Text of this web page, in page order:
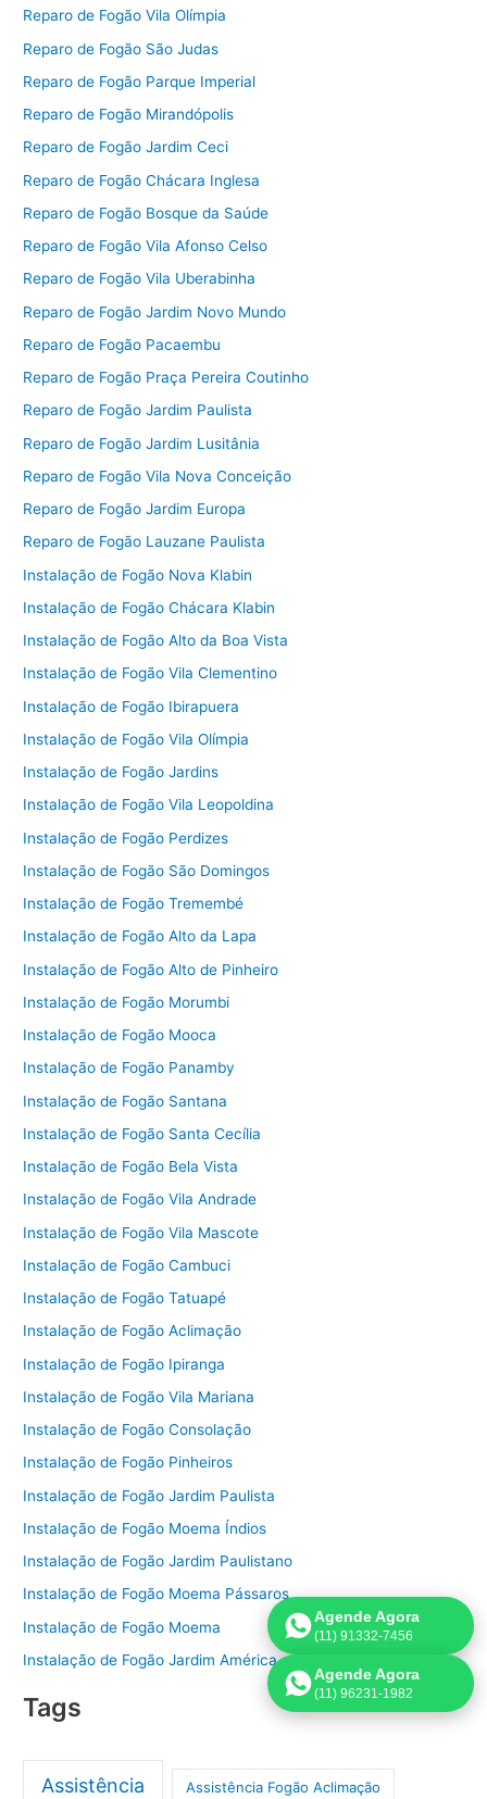
Reparo de Fogão Vila Olímpia
Reparo de Fogão São Judas
Reparo de Fogão Parque Imperial
Reparo de Fogão Mirandópolis
Reparo de Fogão Jardim Ceci
Reparo de Fogão Chácara Inglesa
Reparo de Fogão Bosque da Saúde
Reparo de Fogão Vila Afonso Celso
Reparo de Fogão Vila Uberabinha
Reparo de Fogão Jardim Novo Mundo
Reparo de Fogão Pacaembu
Reparo de Fogão Praça Pereira Coutinho
Reparo de Fogão Jardim Paulista
Reparo de Fogão Jardim Lusitânia
Reparo de Fogão Vila Nova Conceição
Reparo de Fogão Jardim Europa
Reparo de Fogão Lauzane Paulista
Instalação de Fogão Nova Klabin
Instalação de Fogão Chácara Klabin
Instalação de Fogão Alto da Boa Vista
Instalação de Fogão Vila Clementino
Instalação de Fogão Ibirapuera
Instalação de Fogão Vila Olímpia
Instalação de Fogão Jardins
Instalação de Fogão Vila Leopoldina
Instalação de Fogão Perdizes
Instalação de Fogão São Domingos
Instalação de Fogão Tremembé
Instalação de Fogão Alto da Lapa
Instalação de Fogão Alto de Pinheiro
Instalação de Fogão Morumbi
Instalação de Fogão Mooca
Instalação de Fogão Panamby
Instalação de Fogão Santana
Instalação de Fogão Santa Cecília
Instalação de Fogão Bela Vista
Instalação de Fogão Vila Andrade
Instalação de Fogão Vila Mascote
Instalação de Fogão Cambuci
Instalação de Fogão Tatuapé
Instalação de Fogão Aclimação
Instalação de Fogão Ipiranga
Instalação de Fogão Vila Mariana
Instalação de Fogão Consolação
Instalação de Fogão Pinheiros
Instalação de Fogão Jardim Paulista
Instalação de Fogão Moema Índios
Instalação de Fogão Jardim Paulistano
Instalação de Fogão Moema Pássaros
Instalação de Fogão Moema
Instalação de Fogão Jardim América
Tags
Assistência Assistência Fogão Aclimação
Agende Agora
(11) 91332-7456
Agende Agora
(11) 96231-1982